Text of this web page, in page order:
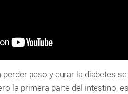
perder peso y curar la diabetes
la primera parte del intestino,